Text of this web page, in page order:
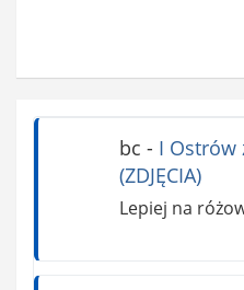
bc - I Ostrów
(ZDJĘCIA)
Lepiej na